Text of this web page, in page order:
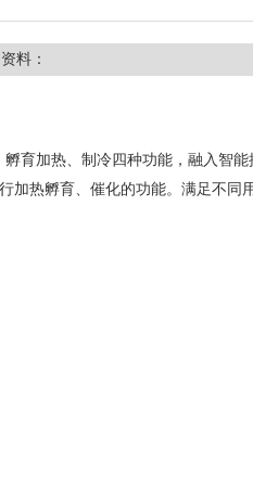
料：
育加热、制冷四种功能，融入智
加热孵育、催化的功能。满足不同